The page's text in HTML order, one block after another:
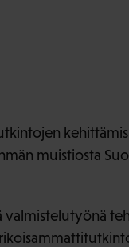
muistiosta